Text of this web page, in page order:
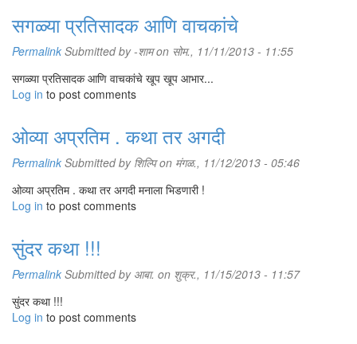
सगळ्या प्रतिसादक आणि वाचकांचे
Permalink Submitted by-शामon सोम., 11/11/2013 - 11:55
सगळ्या प्रतिसादक आणि वाचकांचे खूप खूप आभार...
Log in to post comments
ओव्या अप्रतिम . कथा तर अगदी
Permalink Submitted by शिल्पिon मंगळ., 11/12/2013 - 05:46
ओव्या अप्रतिम . कथा तर अगदी मनाला भिडणारी !
Log in to post comments
सुंदर कथा !!!
Permalink Submitted by आबा. on शुक्र., 11/15/2013 - 11:57
सुंदर कथा !!!
Log in to post comments